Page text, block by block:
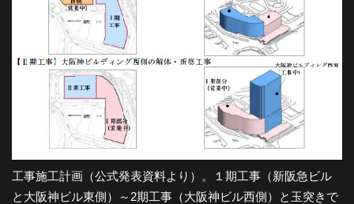
工事施工計画（公式発表資料より）。１期工事（新阪急ビル
と大阪神ビル東側）～2期工事（大阪神ビル西側）と玉突きで